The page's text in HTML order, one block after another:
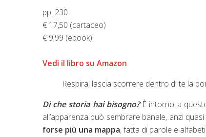
pp. 230
€ 17,50 (cartaceo)
€ 9,99 (ebook)
Vedi il libro su Amazon
Respira, lascia scorrere dentro di te la
Di che storia hai bisogno? È intorno a
all’apparenza può sembrare banale, anzi
forse più una mappa, fatta di parole e